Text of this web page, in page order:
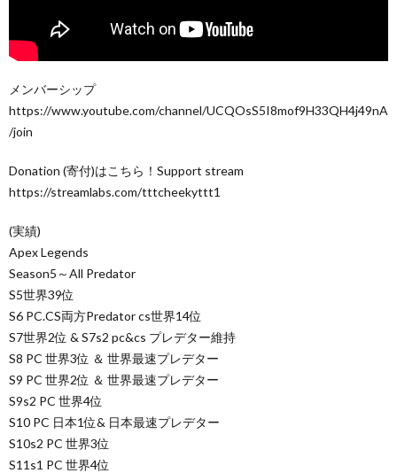
メンバーシップ
https://www.youtube.com/channel/UCQOsS5I8mof9H33QH4j49nA
/join
Donation (寄付)はこちら！Support stream
https://streamlabs.com/tttcheekyttt1
(実績)
Apex Legends
Season5～All Predator
S5世界39位
S6 PC.CS両方Predator cs世界14位
S7世界2位 & S7s2 pc&cs プレデター維持
S8 PC 世界3位 ＆ 世界最速プレデター
S9 PC 世界2位 ＆ 世界最速プレデター
S9s2 PC 世界4位
S10 PC 日本1位& 日本最速プレデター
S10s2 PC 世界3位
S11s1 PC 世界4位